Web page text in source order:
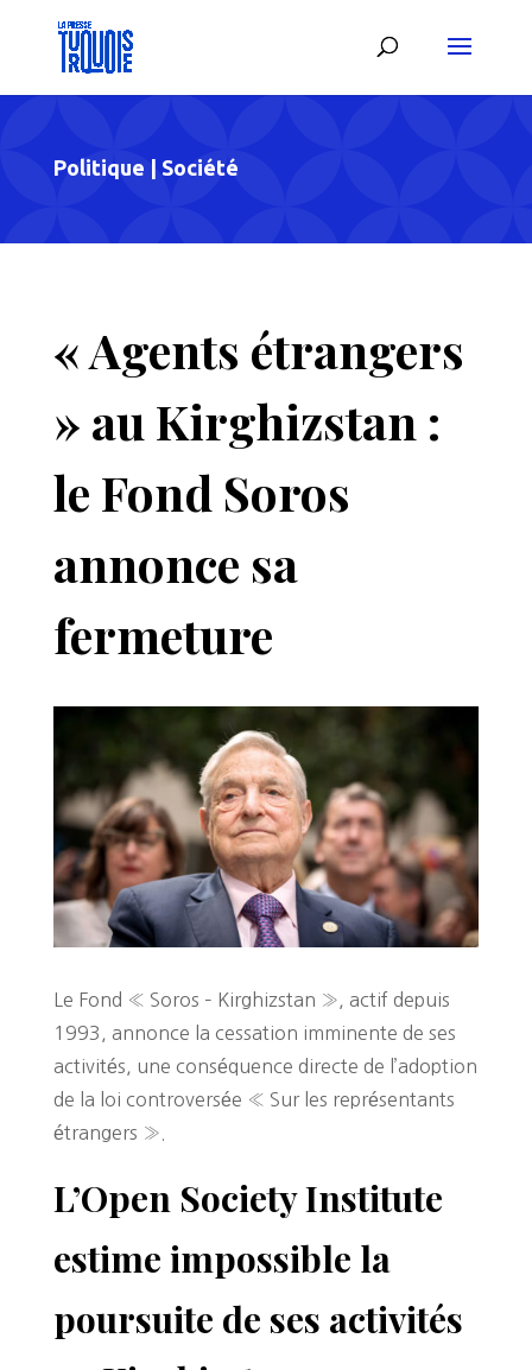
Politique Société
« Agents étrangers
» au Kirghizstan :
le Fond Soros
annonce sa
fermeture
Le Fond « Soros – Kirghizstan », actif depuis
1993, annonce la cessation imminente de ses
activités, une conséquence directe de l’adoption
de la loi controversée « Sur les représentants
étrangers ».
L’Open Society Institute
estime impossible la
poursuite de ses activités